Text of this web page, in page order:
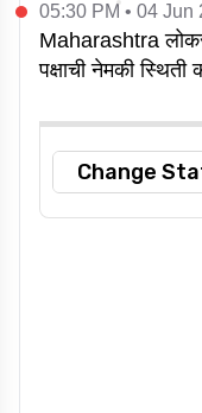
05:30 PM • 04 Jun
Maharashtra
पक्षाची नेमकी